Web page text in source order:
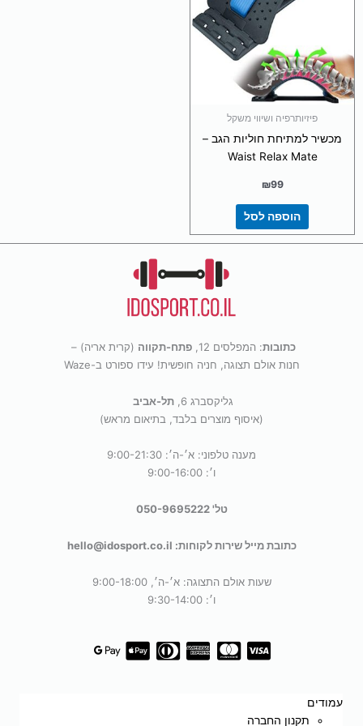
פיזיותרפיה ושיווי משקל
מכשיר למתיחת חוליות הגב –
Waist Relax Mate
₪99
הוספה לסל
כתובות: המפלסים 12, פתח-תקווה (קרית אריה) –
חנות אולם תצוגה, חניה חופשית! עידו ספורט ב-Waze
גליקסברג 6,
תל-אביב
(איסוף מוצרים בלבד, בתיאום מראש)
מענה טלפוני: א׳-ה׳: 9:00-21:30
ו׳: 9:00-16:00
טל' 050-9695222
כתובת מייל שירות לקוחות: hello@idosport.co.il
שעות אולם התצוגה: א׳-ה׳, 9:00-18:00
ו׳: 9:30-14:00
עמודים
תקנון החברה